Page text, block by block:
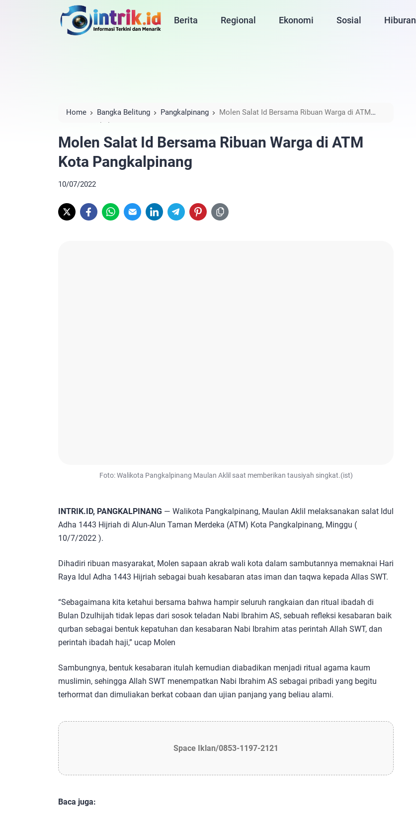
Berita Regional Ekonomi Sosial Hiburan
Home Bangka Belitung Pangkalpinang
Molen Salat Id Bersama Ribuan Warga di ATM
Kota Pangkalpinang
Molen Salat Id Bersama Ribuan Warga di ATM
Kota Pangkalpinang
10/07/2022
Foto: Walikota Pangkalpinang Maulan Aklil saat memberikan tausiyah singkat.(ist)
INTRIK.ID, PANGKALPINANG — Walikota Pangkalpinang, Maulan Aklil melaksanakan salat Idul
Adha 1443 Hijriah di Alun-Alun Taman Merdeka (ATM) Kota Pangkalpinang, Minggu (
10/7/2022 ).
Dihadiri ribuan masyarakat, Molen sapaan akrab wali kota dalam sambutannya memaknai Hari
Raya Idul Adha 1443 Hijriah sebagai buah kesabaran atas iman dan taqwa kepada Allas SWT.
“Sebagaimana kita ketahui bersama bahwa hampir seluruh rangkaian dan ritual ibadah di
Bulan Dzulhijah tidak lepas dari sosok teladan Nabi Ibrahim AS, sebuah refleksi kesabaran baik
qurban sebagai bentuk kepatuhan dan kesabaran Nabi Ibrahim atas perintah Allah SWT, dan
perintah ibadah haji,” ucap Molen
Sambungnya, bentuk kesabaran itulah kemudian diabadikan menjadi ritual agama kaum
muslimin, sehingga Allah SWT menempatkan Nabi Ibrahim AS sebagai pribadi yang begitu
terhormat dan dimuliakan berkat cobaan dan ujian panjang yang beliau alami.
Space Iklan/0853-1197-2121
Baca juga: